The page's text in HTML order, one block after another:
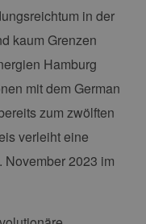
in der
kaum Grenzen
Hamburg
mit dem German
zum zwölften
verleiht eine
November 2023 im